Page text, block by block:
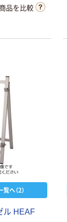
商品を比較
へ（2）
ル HEAF